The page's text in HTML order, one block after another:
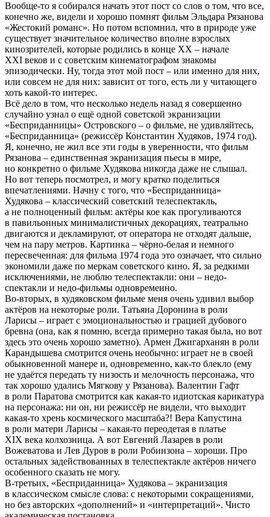
Вообще-то я собирался начать этот пост со слов о том, что все,
конечно же, видели и хорошо помнят фильм Эльдара Рязанова
«Жестокий романс». Но потом вспомнил, что в природе уже
существует значительное количество вполне взрослых
кинозрителей, которые родились в конце XX – начале
XXI веков и с советским кинематографом знакомы
эпизодически. Ну, тогда этот мой пост – или именно для них,
или совсем не для них: зависит от того, есть ли у читающего
хоть какой-то интерес.
Всё дело в том, что несколько недель назад я совершенно
случайно узнал о ещё одной советской экранизации
«Бесприданницы» Островского – о фильме, не удивляйтесь,
«Бесприданница» (режиссёр Константин Худяков, 1974 год).
Я, конечно, не жил все эти годы в уверенности, что фильм
Рязанова – единственная экранизация пьесы в мире,
но конкретно о фильме Худякова никогда даже не слышал.
Но вот теперь посмотрел, и могу кратко поделиться
впечатлениями. Начну с того, что «Бесприданница»
Худякова – классический советский телеспектакль,
а не полноценный фильм: актёры кое как прогуливаются
в павильонных минималистичных декорациях, театрально
двигаются и декламируют, от оператора не отходят дальше,
чем на пару метров. Картинка – чёрно-белая и немного
пересвеченная: для фильма 1974 года это означает, что сильно
экономили даже по меркам советского кино. Я, за редкими
исключениями, не люблю телеспектакли: они – недо-
спектакли и недо-фильмы одновременно.
Во-вторых, в худяковском фильме меня очень удивил выбор
актёров на некоторые роли. Татьяна Доронина в роли
Ларисы – играет с эмоциональностью и грацией дубового
бревна (она, как я помню, всегда примерно такая была, но вот
здесь это очень хорошо заметно). Армен Джигарханян в роли
Карандышева смотрится очень необычно: играет не в своей
обыкновенной манере и, одновременно, как-то блекло (ему
не удаётся передать ту низость и мелочность персонажа, что
так хорошо удались Мягкову у Рязанова). Валентин Гафт
в роли Паратова смотрится как какая-то идиотская карикатура
на персонажа: ни он, ни режиссёр не видели, что выходит
какая-то хрень космического масштаба?! Вера Капустина
в роли матери Ларисы – какая-то переодетая в платье
XIX века колхозница. А вот Евгений Лазарев в роли
Вожеватова и Лев Дуров в роли Робинзона – хороши. Про
остальных задействованных в телеспектакле актёров ничего
особенного сказать не могу.
В-третьих, «Бесприданница» Худякова – экранизация
в классическом смысле слова: с некоторыми сокращениями,
но без авторских «дополнений» и «интерпретаций». Чисто